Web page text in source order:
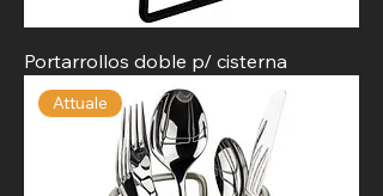
Portarrollos doble p/ cisterna
Attuale